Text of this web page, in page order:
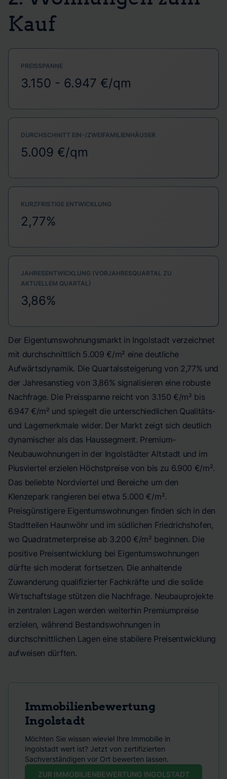
Kauf
PREISSPANNE
3.150 - 6.947 €/qm
DURCHSCHNITT EIN-/ZWEIFAMILIENHÄUSER
5.009 €/qm
KURZFRISTIGE ENTWICKLUNG
2,77%
JAHRESENTWICKLUNG (VORJAHRESQUARTAL ZU
AKTUELLEM QUARTAL)
3,86%
Der Eigentumswohnungsmarkt in Ingolstadt verzeichnet
mit durchschnittlich 5.009 €/m² eine deutliche
Aufwärtsdynamik. Die Quartalssteigerung von 2,77% und
der Jahresanstieg von 3,86% signalisieren eine robuste
Nachfrage. Die Preisspanne reicht von 3.150 €/m² bis
6.947 €/m² und spiegelt die unterschiedlichen Qualitäts-
und Lagemerkmale wider. Der Markt zeigt sich deutlich
dynamischer als das Haussegment. Premium-
Neubauwohnungen in der Ingolstädter Altstadt und im
Piusviertel erzielen Höchstpreise von bis zu 6.900 €/m².
Das beliebte Nordviertel und Bereiche um den
Klenzepark rangieren bei etwa 5.000 €/m².
Preisgünstigere Eigentumswohnungen finden sich in den
Stadtteilen Haunwöhr und im südlichen Friedrichshofen,
wo Quadratmeterpreise ab 3.200 €/m² beginnen. Die
positive Preisentwicklung bei Eigentumswohnungen
dürfte sich moderat fortsetzen. Die anhaltende
Zuwanderung qualifizierter Fachkräfte und die solide
Wirtschaftslage stützen die Nachfrage. Neubauprojekte
in zentralen Lagen werden weiterhin Premiumpreise
erzielen, während Bestandswohnungen in
durchschnittlichen Lagen eine stabilere Preisentwicklung
aufweisen dürften.
Immobilienbewertung
Ingolstadt
Möchten Sie wissen wieviel Ihre Immobilie in
Ingolstadt wert ist? Jetzt von zertifizierten
Sachverständigen vor Ort bewerten lassen.
ZUR IMMOBILIENBEWERTUNG INGOLSTADT